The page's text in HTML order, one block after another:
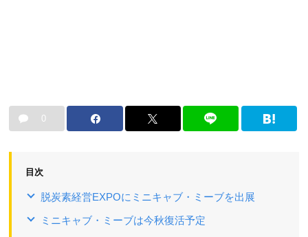
0
目次
脱炭素経営EXPOにミニキャブ・ミーブを出展
ミニキャブ・ミーブは今秋復活予定